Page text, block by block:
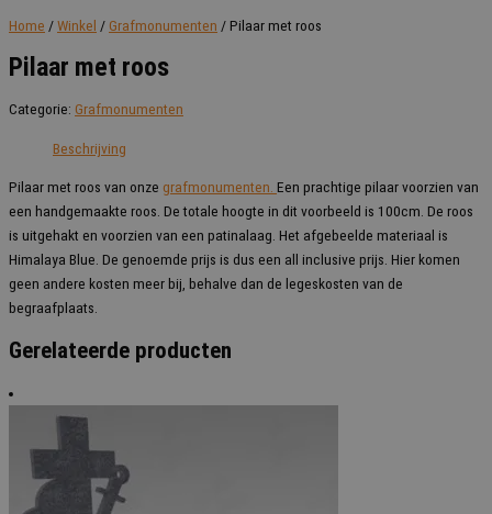
Home /Winkel / Grafmonumenten / Pilaar met roos
Pilaar met roos
Categorie: Grafmonumenten
Beschrijving
Pilaar met roos van onze grafmonumenten. Een prachtige pilaar voorzien van
een handgemaakte roos. De totale hoogte in dit voorbeeld is 100cm. De roos
is uitgehakt en voorzien van een patinalaag. Het afgebeelde materiaal is
Himalaya Blue. De genoemde prijs is dus een all inclusive prijs. Hier komen
geen andere kosten meer bij, behalve dan de legeskosten van de
begraafplaats.
Gerelateerde producten